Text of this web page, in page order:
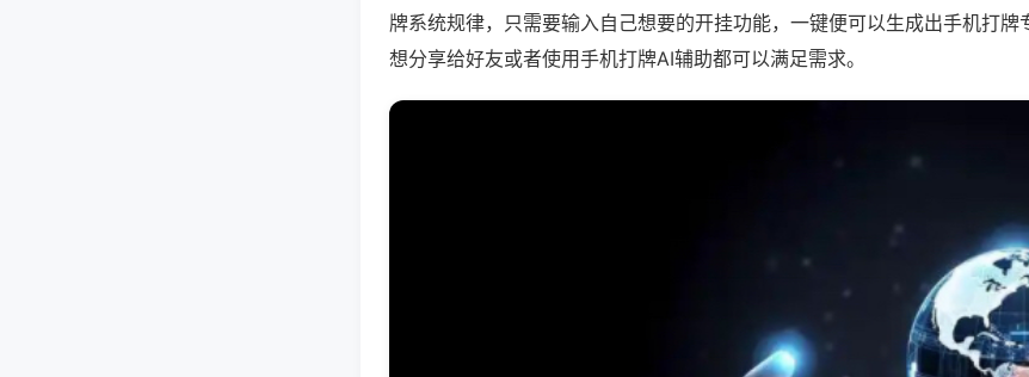
牌系统规律，只需要输入自己想要的开挂功能，一键便可以生成出手机打牌
想分享给好友或者使用手机打牌AI辅助都可以满足需求。